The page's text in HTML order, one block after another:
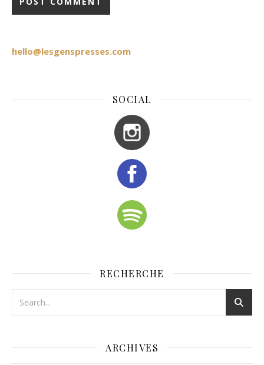
hello@lesgenspresses.com
SOCIAL
RECHERCHE
ARCHIVES